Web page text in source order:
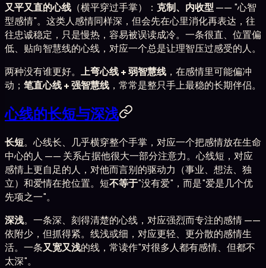
又平又直的心线 （横平穿过手掌）： 克制、内收型 —— "心智
型感情"。这类人感情同样深，但会先在心里消化再表达，往
往忠诚稳定，只是慢热，容易被误读成冷。一条很直、位置偏
低、贴向智慧线的心线，对应一个总是让理智压过感受的人。
两种没有谁更好。 上弯心线 + 弱智慧线 ，在感情里可能偏冲
动； 笔直心线 + 强智慧线 ，常常是整只手上最稳的长期伴侣。
心线的长短与深浅
长短。心线长、几乎横穿整个手掌，对应一个把感情放在生命
中心的人 —— 关系占据他很大一部分注意力。心线短，对应
感情上更自足的人，对他而言别的驱动力（事业、想法、独
立）和爱情在抢位置。短不等于"没有爱"，而是"爱是几个优
先项之一"。
深浅。一条深、刻得清楚的心线，对应强烈而专注的感情 ——
依附少，但抓得紧。线浅或细，对应更轻、更分散的感情生
活。一条又宽又浅的线，常读作"对很多人都有感情、但都不
太深"。